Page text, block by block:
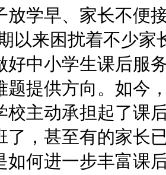
早、家长不便接
以来困扰着不少
好中小学生课后服
题提供方向。如今
校主动承担起了课
了，甚至有的家长
如何进一步丰富课